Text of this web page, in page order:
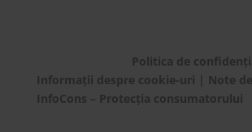
Politica de
Informații despre cookie-uri
Note
InfoCons – Protecția consumatorului